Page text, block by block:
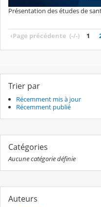
Présentation des études de
‹Page précédente (-/-) 1
Trier par
Récemment mis à jour
Récemment publié
Catégories
Aucune catégorie définie
Auteurs